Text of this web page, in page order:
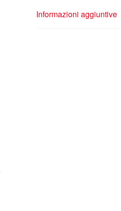
Informazioni aggiuntive